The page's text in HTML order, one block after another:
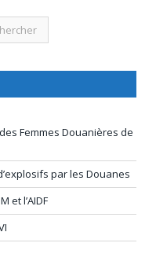
Femmes Douanières de
par les Douanes
et l’AIDF